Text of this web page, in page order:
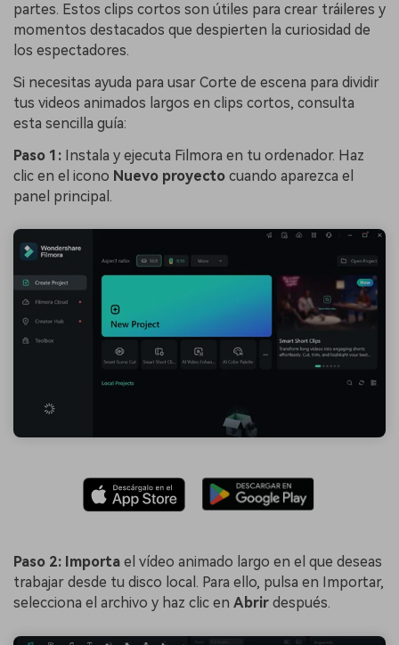
partes. Estos clips cortos son útiles para crear tráileres y
momentos destacados que despierten la curiosidad de
los espectadores.
Si necesitas ayuda para usar Corte de escena para dividir
tus videos animados largos en clips cortos, consulta
esta sencilla guía:
Paso 1: Instala y ejecuta Filmora en tu ordenador. Haz
clic en el icono Nuevo proyecto cuando aparezca el
panel principal.
Paso 2: Importa el vídeo animado largo en el que deseas
trabajar desde tu disco local. Para ello, pulsa en Importar,
selecciona el archivo y haz clic en Abrir después.